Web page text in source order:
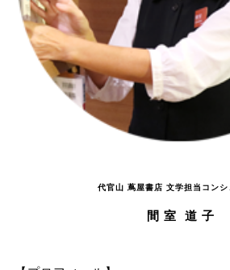
代官山 蔦屋書店 文学担当コンシ
間 室 道 子